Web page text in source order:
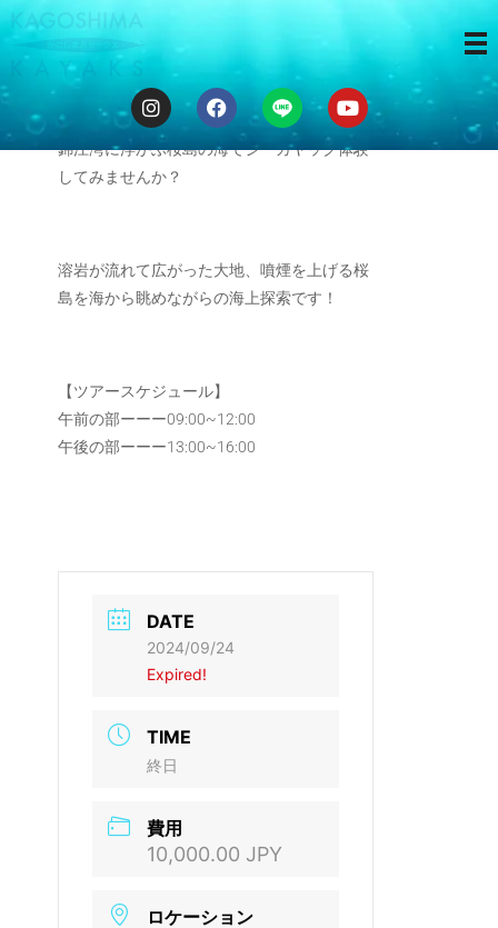
海から桜島
錦江湾に浮かぶ桜島の海でシーカヤック体験
してみませんか？
溶岩が流れて広がった大地、噴煙を上げる桜
島を海から眺めながらの海上探索です！
【ツアースケジュール】
午前の部ーーー09:00~12:00
午後の部ーーー13:00~16:00
DATE
2024/09/24
Expired!
TIME
終日
費用
10,000.00 JPY
ロケーション